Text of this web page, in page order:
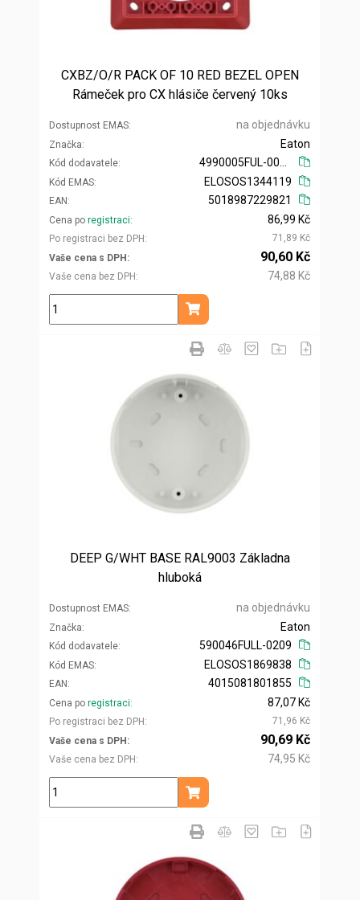
CXBZ/O/R PACK OF 10 RED BEZEL OPEN
Rámeček pro CX hlásiče červený 10ks
Dostupnost EMAS na objednávku
Značka
Kód dodavatele
Eaton
Kód EMAS
EAN
ELOSOS1344119
5018987229821
Cena po registraci
Po registraci bez DPH
86,99 Kč
71,89 Kč
Vaše cena s DPH
Vaše cena bez DPH
90,60 Kč
74,88 Kč
ks
Přidat do košíku
DEEP G/WHT BASE RAL9003 Základna
hluboká
Dostupnost EMAS na objednávku
Značka
Kód dodavatele
Eaton
590046FULL-0209
Kód EMAS
EAN
ELOSOS1869838
4015081801855
Cena po registraci
Po registraci bez DPH
87,07 Kč
71,96 Kč
Vaše cena s DPH
Vaše cena bez DPH
90,69 Kč
74,95 Kč
ks
Přidat do košíku